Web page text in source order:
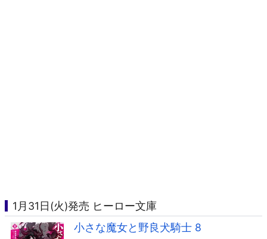
1月31日(火)発売 ヒーロー文庫
小さな魔女と野良犬騎士 8